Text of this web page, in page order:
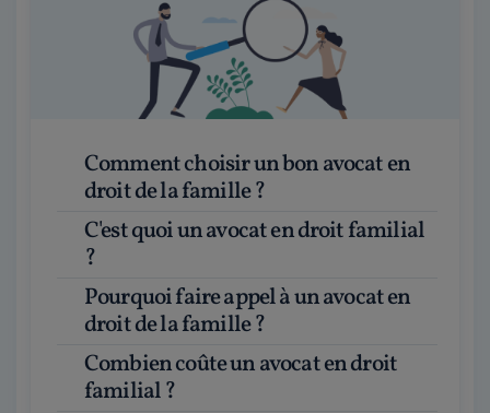
Comment choisir un bon avocat en
droit de la famille ?
C'est quoi un avocat en droit familial
?
Pourquoi faire appel à un avocat en
droit de la famille ?
Combien coûte un avocat en droit
familial ?